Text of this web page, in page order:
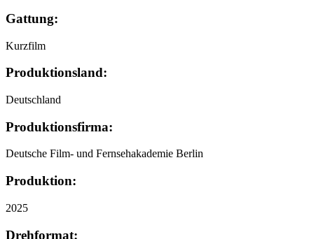
Gattung:
Kurzfilm
Produktionsland:
Deutschland
Produktionsfirma:
Deutsche Film- und Fernsehakademie Berlin
Produktion:
2025
Drehformat: